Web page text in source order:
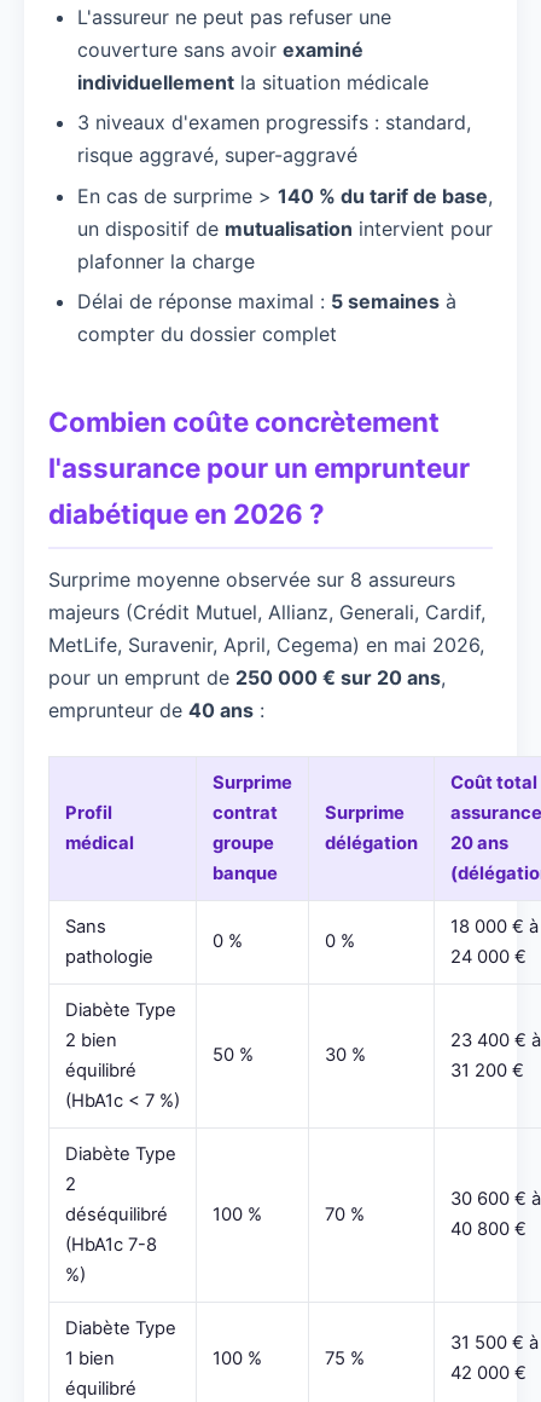
L'assureur ne peut pas refuser une
couverture sans avoir examiné
individuellement la situation médicale
3 niveaux d'examen progressifs : standard,
risque aggravé, super-aggravé
En cas de surprime > 140 % du tarif de base,
un dispositif de mutualisation intervient pour
plafonner la charge
Délai de réponse maximal : 5 semaines à
compter du dossier complet
Combien coûte concrètement
l'assurance pour un emprunteur
diabétique en 2026 ?
Surprime moyenne observée sur 8 assureurs
majeurs (Crédit Mutuel, Allianz, Generali, Cardif,
MetLife, Suravenir, April, Cegema) en mai 2026,
pour un emprunt de 250 000 € sur 20 ans,
emprunteur de 40 ans :
Profil
médical
Surprime
contrat
groupe
banque
Surprime
délégation
Coût total
assurance
20 ans
Sans
pathologie
0 % 0 %
18 000 € à
24 000 €
Diabète Type
2 bien
équilibré
(HbA1c < 7 %)
50 % 30 %
23 400 € à
31 200 €
Diabète Type
2
déséquilibré
(HbA1c 7-8
%)
100 % 70 %
30 600 € à
40 800 €
Diabète Type
1 bien
équilibré
100 % 75 %
31 500 € à
42 000 €